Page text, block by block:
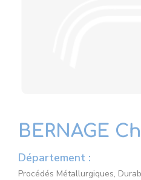
BERNAGE
Département :
Procédés Métallurgiques,